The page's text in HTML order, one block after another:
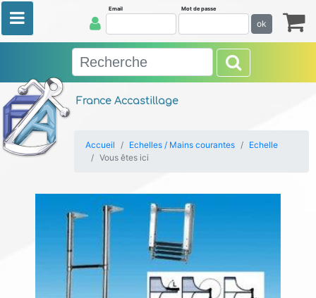
France Accastillage
Email Mot de passe
ok
Accueil Echelles / Mains courantes
Echelle
Vous êtes ici